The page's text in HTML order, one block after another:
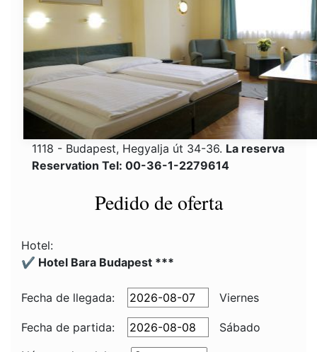
1118 - Budapest, Hegyalja út 34-36. La reserva
Reservation Tel: 00-36-1-2279614
Pedido de oferta
Hotel:
✔️ Hotel Bara Budapest ***
Fecha de llegada: Viernes
Fecha de partida:
Sábado